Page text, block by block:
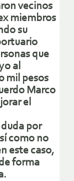
vecinos
miembros
su
que
al
mil pesos
Marco
el
por
como no
este caso,
forma